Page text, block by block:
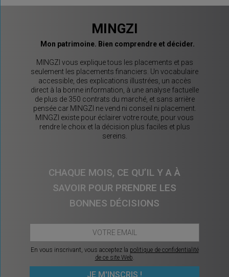
MINGZI
Mon patrimoine. Bien comprendre et décider.
MINGZI vous explique tous les placements et pas
seulement les placements financiers. Un vocabulaire
accessible, des explications illustrées, un accès
direct à la bonne information, à une analyse factuelle
de plus de 350 contrats du marché, et sans arrière
pensée car MINGZI ne vend ni conseil ni placement.
MINGZI existe pour éclairer votre route, pour vous
rendre le choix et la décision plus faciles et plus
sereins.
CHAQUE MOIS, CE QU’IL Y A À
SAVOIR POUR PRENDRE LES
BONNES DÉCISIONS
En vous inscrivant, vous acceptez la politique de confidentialité
de ce site Web.